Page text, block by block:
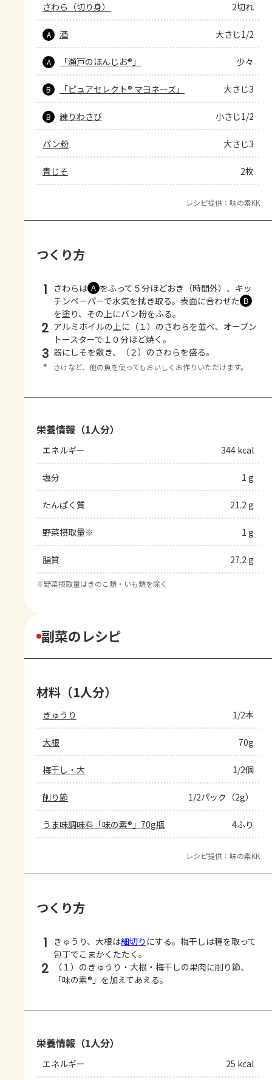
さわら（切り身） 2切れ
A 酒 大さじ1/2
A 「瀬戸のほんじお®」 少々
B 「ピュアセレクト® マヨネーズ」 大さじ3
B 練りわさび 小さじ1/2
パン粉 大さじ3
青じそ 2枚
レシピ提供：味の素KK
つくり方
1 さわらは Ａ をふって５分ほどおき（時間外）、キッ
チンペーパーで水気を拭き取る。表面に合わせた Ｂ
を塗り、その上にパン粉をふる。
2 アルミホイルの上に（１）のさわらを並べ、オーブン
トースターで１０分ほど焼く。
3 器にしそを敷き、（２）のさわらを盛る。
＊ さけなど、他の魚を使ってもおいしくお作りいただけます。
栄養情報（1人分）
エネルギー 344 kcal
塩分 1 g
たんぱく質 21.2 g
野菜摂取量※ 1 g
脂質 27.2 g
※野菜摂取量はきのこ類・いも類を除く
副菜のレシピ
材料（1人分）
きゅうり 1/2本
大根 70g
梅干し・大 1/2個
削り節 1/2パック（2g）
うま味調味料「味の素®」70g瓶 4ふり
レシピ提供：味の素KK
つくり方
1 きゅうり、大根は細切り にする。梅干しは種を取って
包丁でこまかくたたく。
2
（１）のきゅうり・大根・梅干しの果肉に削り節、
「味の素®」を加えてあえる。
栄養情報（1人分）
エネルギー 25 kcal